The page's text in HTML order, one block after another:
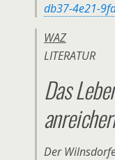
db37-4e21-
WAZ
LITERATUR
Das
Der